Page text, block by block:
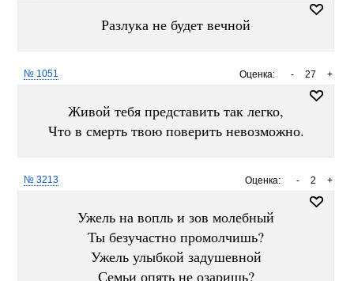
Разлука не будет вечной
Оценка: +
27
-
№ 1051
Живой тебя представить так легко,
Что в смерть твою поверить невозможно.
Оценка: +
2
-
№ 3213
Ужель на вопль и зов молебный
Ты безучастно промолчишь?
Ужель улыбкой задушевной
Семьи опять не озаришь?